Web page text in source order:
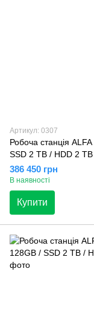
Артикул: 0307
Робоча станція
386 450 грн
В наявності
Купити